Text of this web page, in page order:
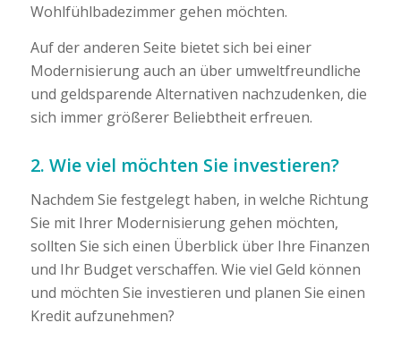
Wohlfühlbadezimmer gehen möchten.
Auf der anderen Seite bietet sich bei einer
Modernisierung auch an über umweltfreundliche
und geldsparende Alternativen nachzudenken, die
sich immer größerer Beliebtheit erfreuen.
2. Wie viel möchten Sie investieren?
Nachdem Sie festgelegt haben, in welche Richtung
Sie mit Ihrer Modernisierung gehen möchten,
sollten Sie sich einen Überblick über Ihre Finanzen
und Ihr Budget verschaffen. Wie viel Geld können
und möchten Sie investieren und planen Sie einen
Kredit aufzunehmen?